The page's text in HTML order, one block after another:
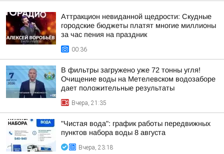
Аттракцион невиданной щедрости: Скудные
городские бюджеты платят многие миллионы
за час пения на праздник
00:36
В фильтры загружено уже 72 тонны угля!
Очищение воды на Метелевском водозаборе
дает положительные результаты
Вчера, 21:35
"Чистая вода": график работы передвижных
пунктов набора воды 8 августа
Вчера, 23:18